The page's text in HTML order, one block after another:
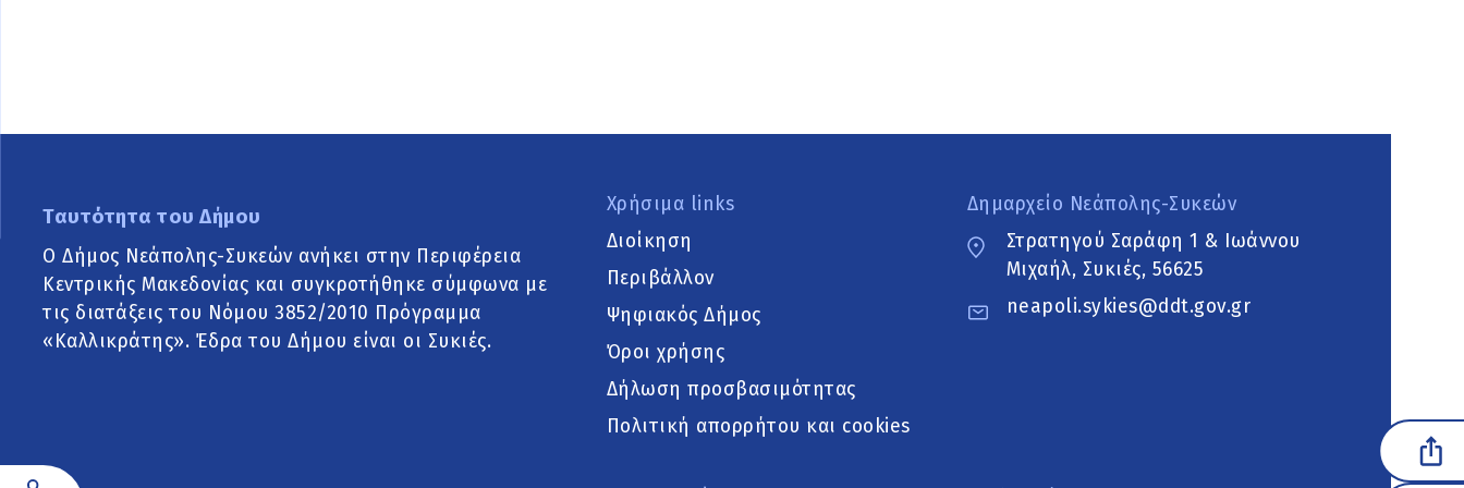
Ταυτότητα του Δήμου
Ο Δήμος Νεάπολης-Συκεών ανήκει στην Περιφέρεια
Κεντρικής Μακεδονίας και συγκροτήθηκε σύμφωνα με
τις διατάξεις του Νόμου 3852/2010 Πρόγραμμα
«Καλλικράτης». Έδρα του Δήμου είναι οι Συκιές.
Χρήσιμα links
Διοίκηση
Περιβάλλον
Ψηφιακός Δήμος
Όροι χρήσης
Δήλωση προσβασιμότητας
Πολιτική απορρήτου και cookies
Δημαρχείο Νεάπολης-Συκεών
Στρατηγού Σαράφη 1 & Ιωάννου
Μιχαήλ, Συκιές, 56625
neapoli.sykies@ddt.gov.gr